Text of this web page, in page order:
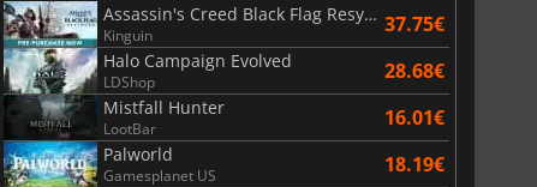
6.77 15.48
Assassin's Creed Black Flag Resynced
Kinguin 37.75€
Halo Campaign Evolved
LDShop 28.68€
Mistfall Hunter
LootBar 16.01€
Palworld
Gamesplanet US 18.19€